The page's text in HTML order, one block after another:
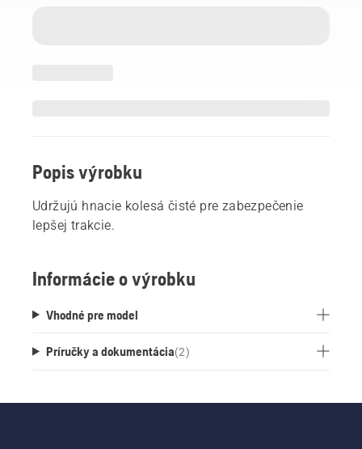
Popis výrobku
Udržujú hnacie kolesá čisté pre zabezpečenie
lepšej trakcie.
Informácie o výrobku
Vhodné pre model
Príručky a dokumentácia(2)